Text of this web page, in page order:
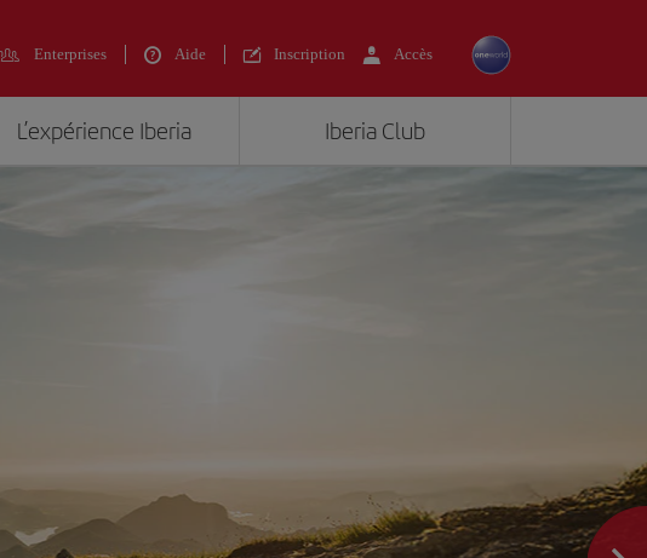
Enterprises Aide Inscription Accès
L’expérience Iberia
Iberia Club